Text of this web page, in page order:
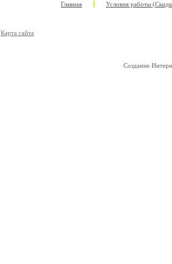
Карта сайта
Главная Условия работы
Создание